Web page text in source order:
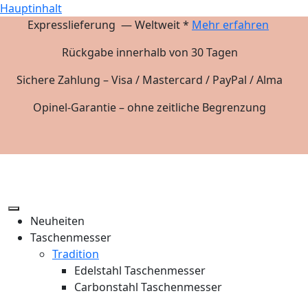
Hauptinhalt
Expresslieferung — Weltweit * Mehr erfahren
Rückgabe innerhalb von 30 Tagen
Sichere Zahlung – Visa / Mastercard / PayPal / Alma
Opinel-Garantie – ohne zeitliche Begrenzung
Neuheiten
Taschenmesser
Tradition
Edelstahl Taschenmesser
Carbonstahl Taschenmesser